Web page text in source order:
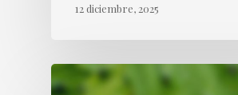
12 diciembre, 2025